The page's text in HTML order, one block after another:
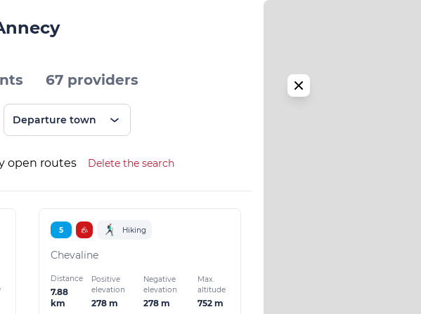
67 providers
Departure town
open routes Delete the search
5 Hiking
Chevaline
Distance
7.88
km
Positive
elevation
278 m
Negative
elevation
278 m
Max.
altitude
752 m